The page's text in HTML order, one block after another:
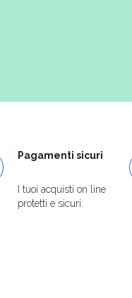
Pagamenti sicuri
I tuoi acquisti on line
protetti e sicuri.